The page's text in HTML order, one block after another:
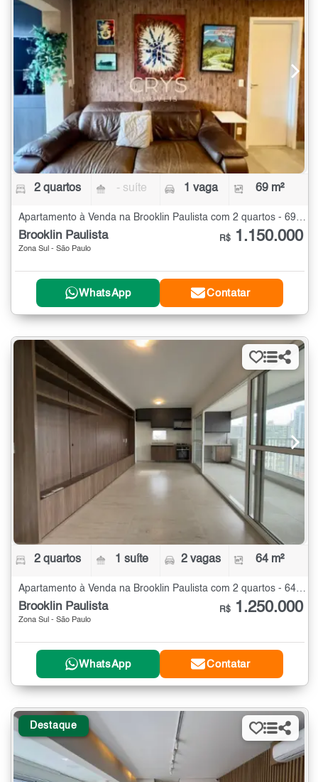
2 quartos - suíte 1 vaga 69 m²
Apartamento à Venda na Brooklin Paulista com 2 quartos - 69 m²
Brooklin Paulista
Zona Sul - São Paulo
R$ 1.150.000
WhatsApp Contatar
2 quartos 1 suíte 2 vagas 64 m²
Apartamento à Venda na Brooklin Paulista com 2 quartos - 64 m²
Brooklin Paulista
Zona Sul - São Paulo
R$ 1.250.000
WhatsApp Contatar
Destaque